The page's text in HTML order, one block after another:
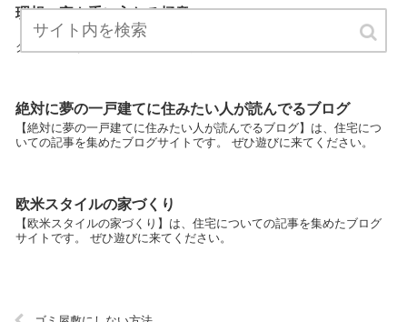
理想の家を手に入れる極意
【理想の家を手に入れる極意】は、住宅についての記事を集めたブロ
グサイトです。 ぜひ遊びに来てください。
絶対に夢の一戸建てに住みたい人が読んでるブログ
【絶対に夢の一戸建てに住みたい人が読んでるブログ】は、住宅につ
いての記事を集めたブログサイトです。 ぜひ遊びに来てください。
欧米スタイルの家づくり
【欧米スタイルの家づくり】は、住宅についての記事を集めたブログ
サイトです。 ぜひ遊びに来てください。